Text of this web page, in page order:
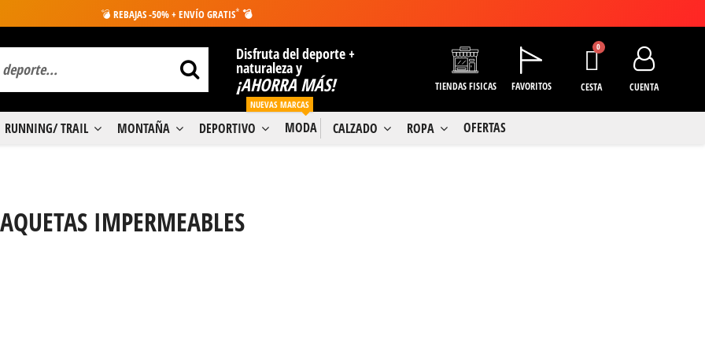
💣 REBAJAS -50% + ENVÍO GRATIS* 💣
Disfruta del deporte +
naturaleza y
¡AHORRA MÁS! TIENDAS FISICAS FAVORITOS CESTA CUENTA
RUNNING/ TRAIL MONTAÑA DEPORTIVO MODA
NUEVAS MARCAS
CALZADO ROPA OFERTAS
IMPERMEABLES